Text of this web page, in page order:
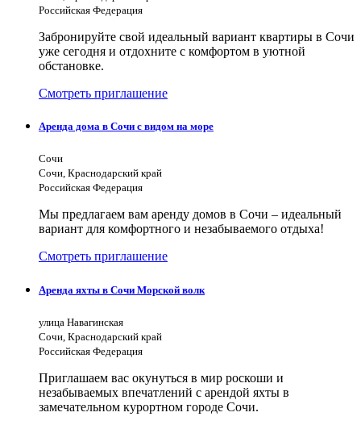
Российская Федерация
Забронируйте свой идеальный вариант квартиры в Сочи
уже сегодня и отдохните с комфортом в уютной
обстановке.
Смотреть приглашение
Аренда дома в Сочи с видом на море
Сочи
Сочи, Краснодарский край
Российская Федерация
Мы предлагаем вам аренду домов в Сочи – идеальный
вариант для комфортного и незабываемого отдыха!
Смотреть приглашение
Аренда яхты в Сочи Морской волк
улица Навагинская
Сочи, Краснодарский край
Российская Федерация
Приглашаем вас окунуться в мир роскоши и
незабываемых впечатлений с арендой яхты в
замечательном курортном городе Сочи.